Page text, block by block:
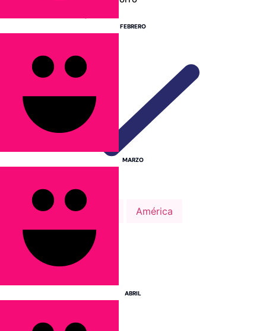
Europa América
Alemania
Francia
Grecia
FEBRERO
MARZO
ABRIL